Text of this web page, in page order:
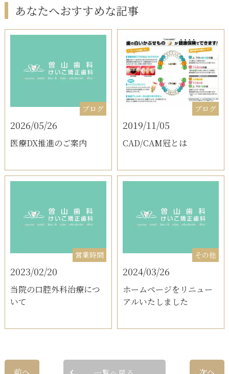
あなたへおすすめな記事
ブログ
2026/05/26
医療DX推進のご案内
ブログ
2019/11/05
CAD/CAM冠とは
営業時間
2023/02/20
当院の口腔外科治療につ
いて
その他
2024/03/26
ホームページをリニュー
アルいたしました